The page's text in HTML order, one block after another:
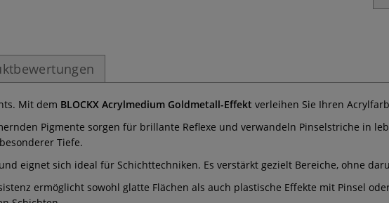
Mit dem BLOCKX Acrylmedium Goldmetall-Effekt verleihen Sie Ihren
Pigmente sorgen für brillante Reflexe und verwandeln Pinselstriche in
Tiefe.
eignet sich ideal für Schichttechniken. Es verstärkt gezielt Bereiche, ohne
ermöglicht sowohl glatte Flächen als auch plastische Effekte mit Pinsel